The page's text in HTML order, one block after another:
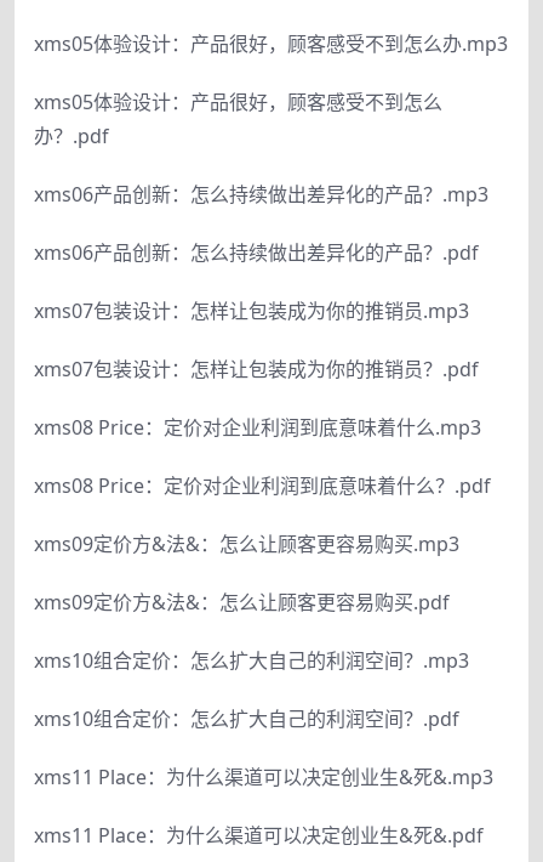
xms05体验设计：产品很好，顾客感受不到怎么办.mp3
xms05体验设计：产品很好，顾客感受不到怎么
办？.pdf
xms06产品创新：怎么持续做出差异化的产品？.mp3
xms06产品创新：怎么持续做出差异化的产品？.pdf
xms07包装设计：怎样让包装成为你的推销员.mp3
xms07包装设计：怎样让包装成为你的推销员？.pdf
xms08 Price：定价对企业利润到底意味着什么.mp3
xms08 Price：定价对企业利润到底意味着什么？.pdf
xms09定价方&法&：怎么让顾客更容易购买.mp3
xms09定价方&法&：怎么让顾客更容易购买.pdf
xms10组合定价：怎么扩大自己的利润空间？.mp3
xms10组合定价：怎么扩大自己的利润空间？.pdf
xms11 Place：为什么渠道可以决定创业生&死&.mp3
xms11 Place：为什么渠道可以决定创业生&死&.pdf